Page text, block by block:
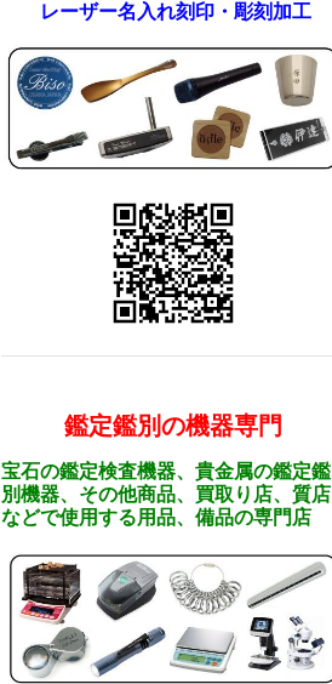
レーザー名入れ刻印・彫刻加工
鑑定鑑別の機器専門
宝石の鑑定検査機器、貴金属の鑑定鑑
別機器、その他商品、買取り店、質店
などで使用する用品、備品の専門店